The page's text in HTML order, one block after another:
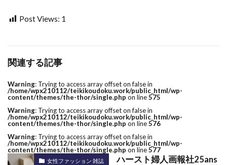
Post Views: 1
関連する記事
Warning: Trying to access array offset on false in
/home/wpx210112/teikikoudoku.work/public_html/wp-
content/themes/the-thor/single.php on line575
Warning: Trying to access array offset on false in
/home/wpx210112/teikikoudoku.work/public_html/wp-
content/themes/the-thor/single.php on line576
Warning: Trying to access array offset on false in
/home/wpx210112/teikikoudoku.work/public_html/wp-
content/themes/the-thor/single.php on line577
女性ファッション 雑誌
ハースト婦人画報社25ans